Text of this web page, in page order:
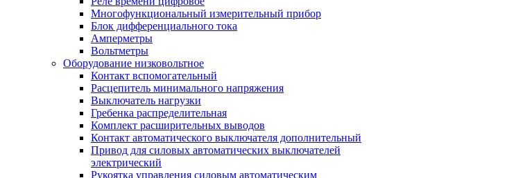
Многофункциональный измерительный прибор
Блок дифференциального тока
Амперметры
Вольтметры
Оборудование низковольтное
Контакт вспомогательный
Расцепитель минимального напряжения
Выключатель нагрузки
Гребенка распределительная
Комплект расширительных выводов
Контакт автоматического выключателя дополнительный
Привод для силовых автоматических выключателей
электрический
Рукоятка управления силовым автоматическим